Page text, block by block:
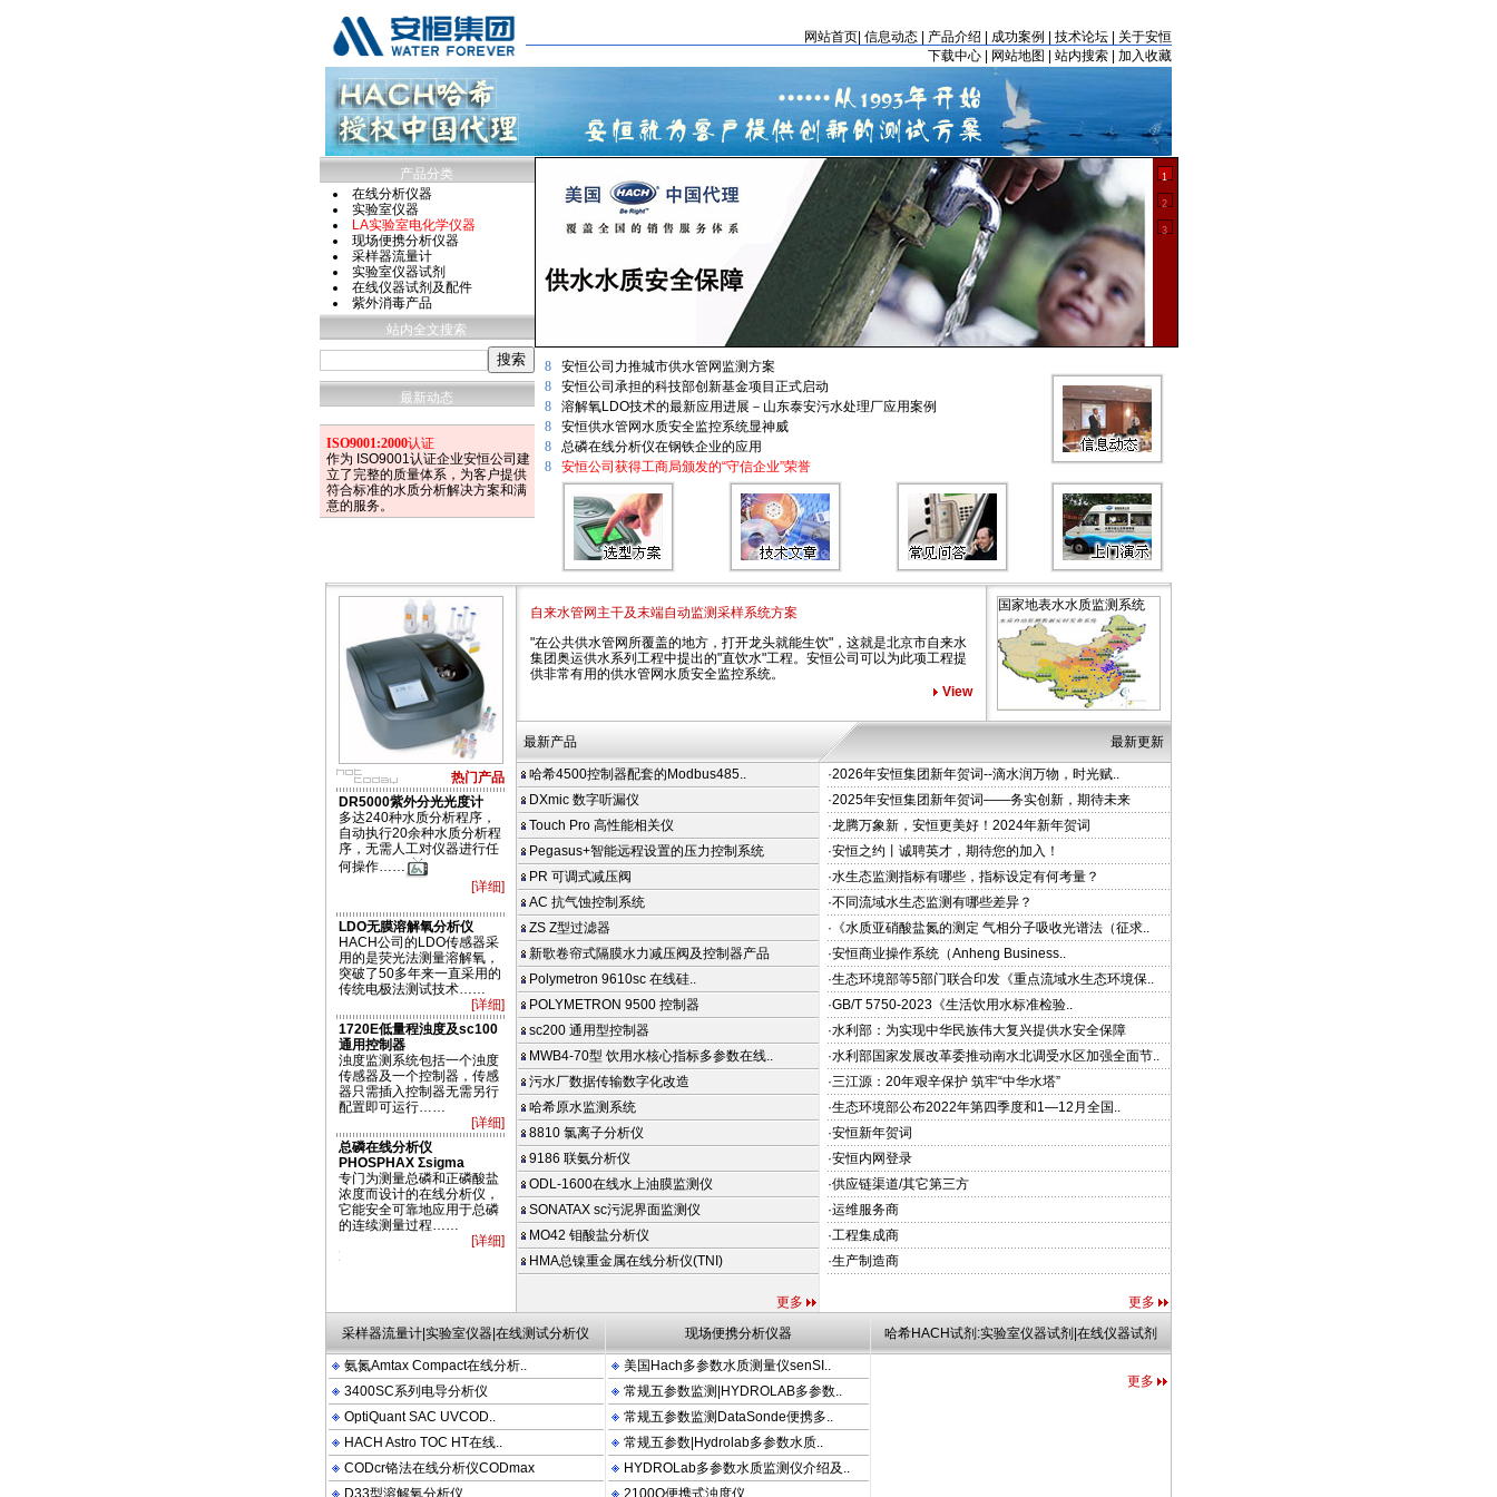
网站首页 信息动态 产品介绍 成功案例 技术论坛
关于安恒
下载中心
网站地图 站内搜索 加入收藏
产品分类
在线分析仪器
实验室仪器
LA实验室电化学仪器
现场便携分析仪器
采样器流量计
实验室仪器试剂
在线仪器试剂及配件
紫外消毒产品
站内全文搜索
最新动态
ISO9001:2000认证
作为 ISO9001认证企业安恒公司建
立了完整的质量体系，为客户提供
符合标准的水质分析解决方案和满
意的服务。
1
2
3
8
安恒公司力推城市供水管网监测方案
8
安恒公司承担的科技部创新基金项目正式启动
8
溶解氧LDO技术的最新应用进展－山东泰安污水处理厂应用案例
8
安恒供水管网水质安全监控系统显神威
8
总磷在线分析仪在钢铁企业的应用
8
安恒公司获得工商局颁发的“守信企业”荣誉
热门产品
DR5000紫外分光光度计
多达240种水质分析程序，
自动执行20余种水质分析程
序，无需人工对仪器进行任
何操作……
[详细]
LDO无膜溶解氧分析仪
HACH公司的LDO传感器采
用的是荧光法测量溶解氧，
突破了50多年来一直采用的
传统电极法测试技术……
[详细]
1720E低量程浊度及sc100
通用控制器
浊度监测系统包括一个浊度
传感器及一个控制器，传感
器只需插入控制器无需另行
配置即可运行……
[详细]
总磷在线分析仪
PHOSPHAX Σsigma
专门为测量总磷和正磷酸盐
浓度而设计的在线分析仪，
它能安全可靠地应用于总磷
的连续测量过程……
[详细]
COD OPTIQUANT ATMAX COM PACT 2100N 2100P 2100AN DRB200 FT660 LDO OTT HYDROLAB PHOSPHAX Sigma910 Sigma980 Sigma950 SS6 发光细菌
自来水管网主干及末端自动监测采样系统方案
"在公共供水管网所覆盖的地方，打开龙头就能生饮"，这就是北京市自来水
集团奥运供水系列工程中提出的"直饮水"工程。安恒公司可以为此项工程提
供非常有用的供水管网水质安全监控系统。
View
国家地表水水质监测系统
最新产品 最新更新
哈希4500控制器配套的Modbus485..
DXmic 数字听漏仪
Touch Pro 高性能相关仪
Pegasus+智能远程设置的压力控制系统
PR 可调式减压阀
AC 抗气蚀控制系统
ZS Z型过滤器
新歌卷帘式隔膜水力减压阀及控制器产品
Polymetron 9610sc 在线硅..
POLYMETRON 9500 控制器
sc200 通用型控制器
MWB4-70型 饮用水核心指标多参数在线..
污水厂数据传输数字化改造
哈希原水监测系统
8810 氯离子分析仪
9186 联氨分析仪
ODL-1600在线水上油膜监测仪
SONATAX sc污泥界面监测仪
MO42 钼酸盐分析仪
HMA总镍重金属在线分析仪(TNI)
更多
·2026年安恒集团新年贺词--滴水润万物，时光赋..
·2025年安恒集团新年贺词——务实创新，期待未来
·龙腾万象新，安恒更美好！2024年新年贺词
·安恒之约丨诚聘英才，期待您的加入！
·水生态监测指标有哪些，指标设定有何考量？
·不同流域水生态监测有哪些差异？
·《水质亚硝酸盐氮的测定 气相分子吸收光谱法（征求..
·安恒商业操作系统（Anheng Business..
·生态环境部等5部门联合印发《重点流域水生态环境保..
·GB/T 5750-2023《生活饮用水标准检验..
·水利部：为实现中华民族伟大复兴提供水安全保障
·水利部国家发展改革委推动南水北调受水区加强全面节..
·三江源：20年艰辛保护 筑牢“中华水塔”
·生态环境部公布2022年第四季度和1—12月全国..
·安恒新年贺词
·安恒内网登录
·供应链渠道/其它第三方
·运维服务商
·工程集成商
·生产制造商
更多
采样器流量计|实验室仪器|在线测试分析仪
现场便携分析仪器 哈希HACH试剂:实验室仪器试剂|在线仪器试剂
氨氮Amtax Compact在线分析..
3400SC系列电导分析仪
OptiQuant SAC UVCOD..
HACH Astro TOC HT在线..
CODcr铬法在线分析仪CODmax
D33型溶解氧分析仪
美国Hach多参数水质测量仪senSI..
常规五参数监测|HYDROLAB多参数..
常规五参数监测DataSonde便携多..
常规五参数|Hydrolab多参数水质..
HYDROLab多参数水质监测仪介绍及..
2100Q便携式浊度仪
更多